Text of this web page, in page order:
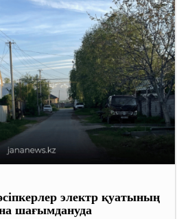
электр қуатының
шағымдануда